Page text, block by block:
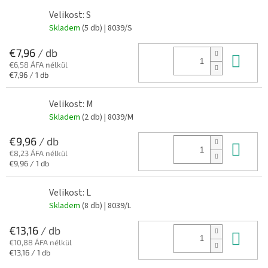
Velikost: S
Skladem (5 db) | 8039/S
€7,96 / db
€6,58 ÁFA nélkül
Egységár:
€7,96 / 1 db
Velikost: M
Skladem (2 db) | 8039/M
€9,96 / db
€8,23 ÁFA nélkül
Egységár:
€9,96 / 1 db
Velikost: L
Skladem (8 db) | 8039/L
€13,16 / db
€10,88 ÁFA nélkül
Egységár:
€13,16 / 1 db